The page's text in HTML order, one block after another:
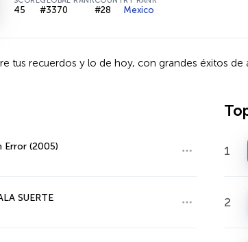
45 #3370 #28 Mexico
tus recuerdos y lo de hoy, con grandes éxitos
Error (2005)
SUERTE
1
2